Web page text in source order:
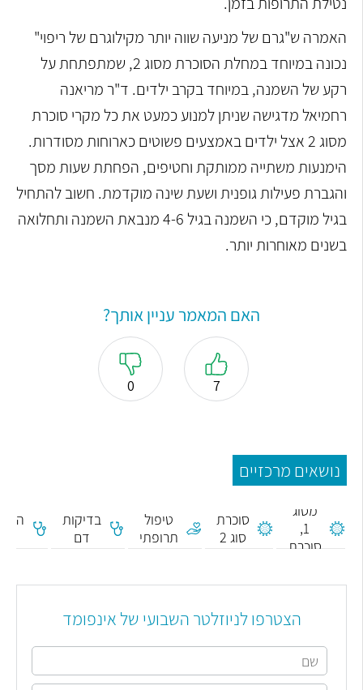
האמרה ש"גרם של מניעה שווה יותר מקילוגרם של ריפוי"
נכונה במיוחד במחלת הסוכרת מסוג 2, שמתפתחת על
רקע של השמנה, במיוחד בקרב ילדים. ד"ר מריאנה
רחמיאל מדגישה שניתן למנוע כמעט את כל מקרי סוכרת
מסוג 2 אצל ילדים באמצעים פשוטים כארוחות מסודרות.
הימנעות משתייה ממותקת וחטיפים, הפחתת שעות מסך
והגברת פעילות גופנית ושעת שינה מוקדמת. חשוב להתחיל
בגיל מוקדם, כי השמנה בגיל 4-6 מנבאת השמנה ותחלואה
בשנים מאוחרות יותר.
האם המאמר עניין אותך?
7
0
נושאים מרכזיים
מסוג
1,
סוכרת
סוכרת
סוג 2
טיפול
תרופתי
בדיקות
דם
הצטרפו לניוזלטר השבועי של אינפומד